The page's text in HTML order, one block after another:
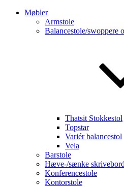
Møbler
Armstole
Balancestole/swoppere
Thatsit Stokkestol
Topstar
Variér balancestol
Vela
Barstole
Hæve-/sænke
Konferencestole
Kontorstole